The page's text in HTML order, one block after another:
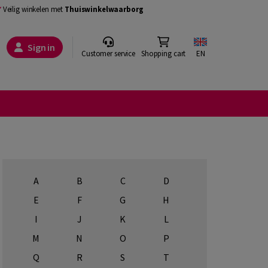
Veilig winkelen met Thuiswinkelwaarborg
Sign in Customer service Shopping cart EN
A B C
D
E
F G
H
I
J K
L
M
N O
P
Q
R S
T